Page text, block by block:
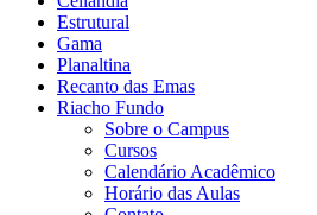
Estrutural
Gama
Planaltina
Recanto das Emas
Riacho Fundo
Sobre o Campus
Cursos
Calendário Acadêmico
Horário das Aulas